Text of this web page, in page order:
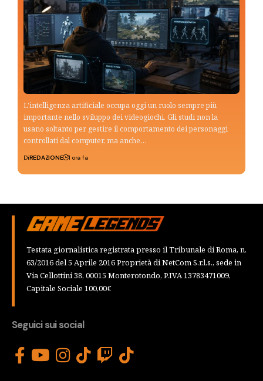
L'intelligenza artificiale occupa oggi un ruolo sempre più
importante nello sviluppo dei videogiochi. Gli studi non la
usano soltanto per gestire il comportamento dei personaggi
controllati dal computer, ma anche…
DiREDAZIONE 1 ora fa
Testata giornalistica registrata presso il Tribunale di Roma, n.
63/2016 del 5 Aprile 2016 Proprietà di NetCom S.r.l.s., sede in
Via Cellottini 38, 00015 Monterotondo, P.IVA 13783471009,
Capitale Sociale 100,00€
Seguici sui social